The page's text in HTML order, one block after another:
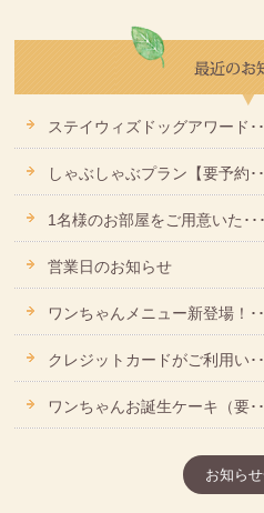
ステイウィズドッグアワード･
しゃぶしゃぶプラン【要予約･
1名様のお部屋をご用意いた･･･
営業日のお知らせ
ワンちゃんメニュー新登場！･
クレジットカードがご利用い･
ワンちゃんお誕生ケーキ（要･
お知ら